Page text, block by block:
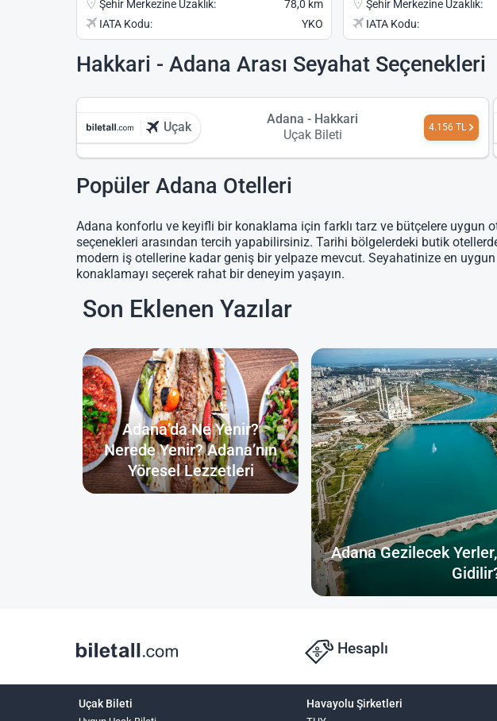
Şehir Merkezine Uzaklık:
78,0 km
IATA Kodu:
YKO
Şehir Merkezine Uzaklık:
IATA Kodu:
Hakkari - Adana Arası Seyahat Seçenekleri
Uçak
Adana - Hakkari
Uçak Bileti
4.156 TL
Popüler Adana Otelleri
Adana konforlu ve keyifli bir konaklama için farklı tarz ve bütçelere uygun
seçenekleri arasından tercih yapabilirsiniz. Tarihi bölgelerdeki butik
modern iş otellerine kadar geniş bir yelpaze mevcut. Seyahatinize en uygun
konaklamayı seçerek rahat bir deneyim yaşayın.
Son Eklenen Yazılar
Adana’da Ne Yenir?
Nerede Yenir? Adana’nın
Yöresel Lezzetleri
Adana Gezilecek
Hesaplı
Uçak Bileti Havayolu Şirketleri